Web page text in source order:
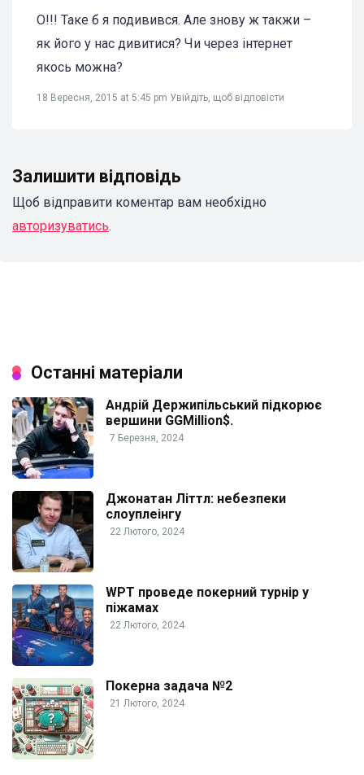
О!!! Таке б я подивився. Але знову ж такжи –
як його у нас дивитися? Чи через інтернет
якось можна?
18 Вересня, 2015 at 5:45 pm Увійдіть, щоб відповісти
Залишити відповідь
Щоб відправити коментар вам необхідно
авторизуватись.
Останні матеріали
Андрій Держипільський підкорює
вершини GGMillion$.
7 Березня, 2024
Джонатан Літтл: небезпеки
слоуплеінгу
22 Лютого, 2024
WPT проведе покерний турнір у
піжамах
22 Лютого, 2024
Покерна задача №2
21 Лютого, 2024